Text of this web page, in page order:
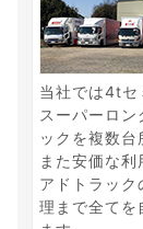
当社では4tセ
スーパーロン
ックを複数台
また安価な利
アドトラック
理まで全てを